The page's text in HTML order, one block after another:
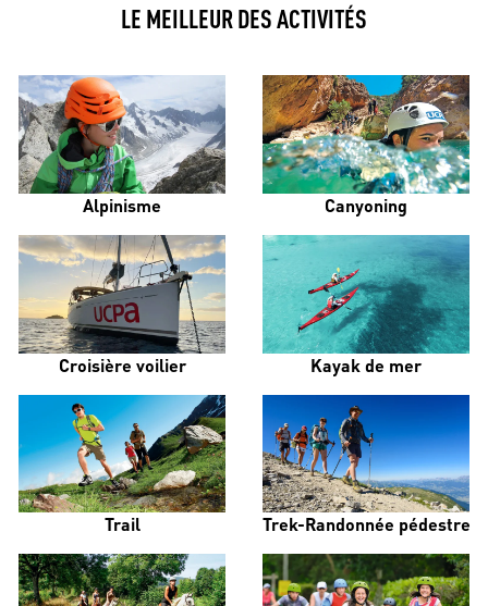
LE MEILLEUR DES ACTIVITÉS
Alpinisme Canyoning
Croisière voilier Kayak de mer
Trail Trek-Randonnée pédestre